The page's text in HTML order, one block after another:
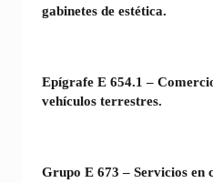
gabinetes de estética.
Epígrafe E 654.1 –
vehículos terrestres.
Grupo E 673 – Servicios en